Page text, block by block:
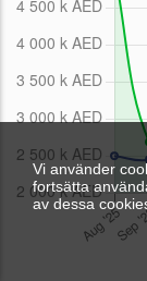
Vi använder
fortsätta
av dessa